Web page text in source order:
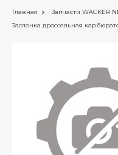
Главная Запчасти WACKER
Заслонка дроссельная